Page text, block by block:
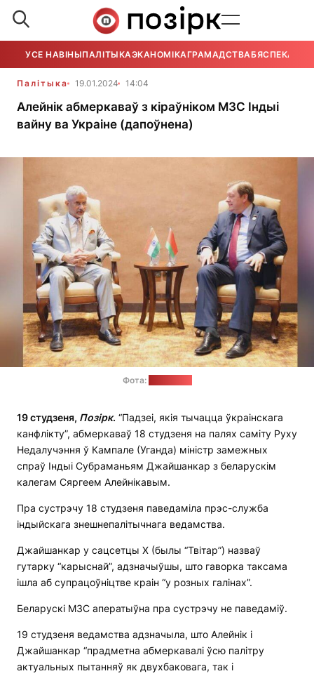
УСЕ НАВІНЫПАЛІТЫКАЭКАНОМІКАГРАМАДСТВАБЯСПЕКА
Палітыка 19.01.2024 14:04
Алейнік абмеркаваў з кіраўніком МЗС Індыі
вайну ва Украіне (дапоўнена)
Фота:
19 студзеня, Позірк. “Падзеі, якія тычацца ўкраінскага
канфлікту”, абмеркаваў 18 студзеня на палях саміту Руху
Недалучэння ў Кампале (Уганда) міністр замежных
спраў Індыі Субраманьям Джайшанкар з беларускім
калегам Сяргеем Алейнікавым.
Пра сустрэчу 18 студзеня паведаміла прэс-служба
індыйскага знешнепалітычнага ведамства.
Джайшанкар у сацсетцы X (былы “Твітар”) назваў
гутарку “карыснай”, адзначыўшы, што гаворка таксама
ішла аб супрацоўніцтве краін “у розных галінах”.
Беларускі МЗС аператыўна пра сустрэчу не паведаміў.
19 студзеня ведамства адзначыла, што Алейнік і
Джайшанкар “прадметна абмеркавалі ўсю палітру
актуальных пытанняў як двухбаковага, так і